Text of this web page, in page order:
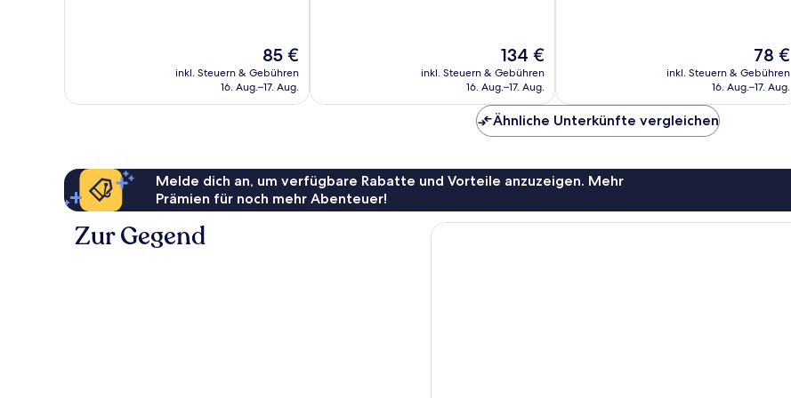
Der
Preis
beträgt
85 €
inkl. Steuern & Gebühren
16. Aug.–17. Aug.
Der
Preis
beträgt
134 €
inkl. Steuern & Gebühren
16. Aug.–17. Aug.
Der
Preis
beträgt
78 €
inkl. Steuern & Gebühren
16. Aug.–17. Aug.
Ähnliche Unterkünfte vergleichen
Melde dich an, um verfügbare Rabatte und Vorteile anzuzeigen. Mehr
Prämien für noch mehr Abenteuer!
Zur Gegend